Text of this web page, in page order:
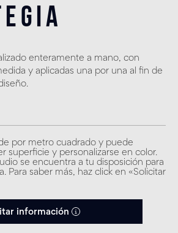
enteramente a mano, con
y aplicadas una por una al fin de
por metro cuadrado y puede
superficie y personalizarse en color.
se encuentra a tu disposición para
Para saber más, haz click en «Solicitar
información